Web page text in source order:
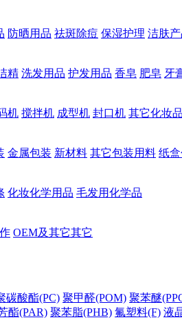
防晒用品 祛斑除痘 保湿护理 洁肤
精 洗发用品 护发用品 香皂 肥皂 牙
机 搅拌机 成型机 封口机 其它化妆
金属包装 新材料 其它包装用料 纸
化妆化学用品 毛发用化学品
OEM及其它其它
碳酸酯(PC) 聚甲醛(POM) 聚苯醚
酯(PAR) 聚苯脂(PHB) 氟塑料(F) 液